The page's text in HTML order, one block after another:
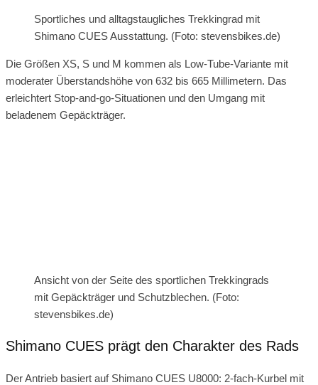
Sportliches und alltagstaugliches Trekkingrad mit
Shimano CUES Ausstattung. (Foto: stevensbikes.de)
Die Größen XS, S und M kommen als Low-Tube-Variante mit
moderater Überstandshöhe von 632 bis 665 Millimetern. Das
erleichtert Stop-and-go-Situationen und den Umgang mit
beladenem Gepäckträger.
Ansicht von der Seite des sportlichen Trekkingrads
mit Gepäckträger und Schutzblechen. (Foto:
stevensbikes.de)
Shimano CUES prägt den Charakter des Rads
Der Antrieb basiert auf Shimano CUES U8000: 2-fach-Kurbel mit